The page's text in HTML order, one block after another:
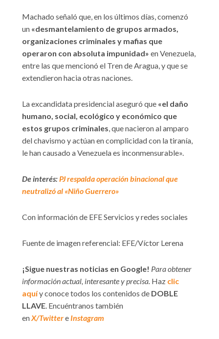
Machado señaló que, en los últimos días, comenzó
un «desmantelamiento de grupos armados,
organizaciones criminales y mafias que
operaron con absoluta impunidad» en Venezuela,
entre las que mencionó el Tren de Aragua, y que se
extendieron hacia otras naciones.
La excandidata presidencial aseguró que «el daño
humano, social, ecológico y económico que
estos grupos criminales, que nacieron al amparo
del chavismo y actúan en complicidad con la tiranía,
le han causado a Venezuela es inconmensurable».
De interés:PJ respalda operación binacional que
neutralizó al «Niño Guerrero»
Con información de EFE Servicios y redes sociales
Fuente de imagen referencial: EFE/Víctor Lerena
¡Sigue nuestras noticias en Google! Para obtener
información actual, interesante y precisa. Haz clic
aquíy conoce todos los contenidos de DOBLE
LLAVE. Encuéntranos también
enX/Twittere Instagram